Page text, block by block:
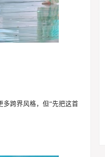
多跨界风格，但“先把这首